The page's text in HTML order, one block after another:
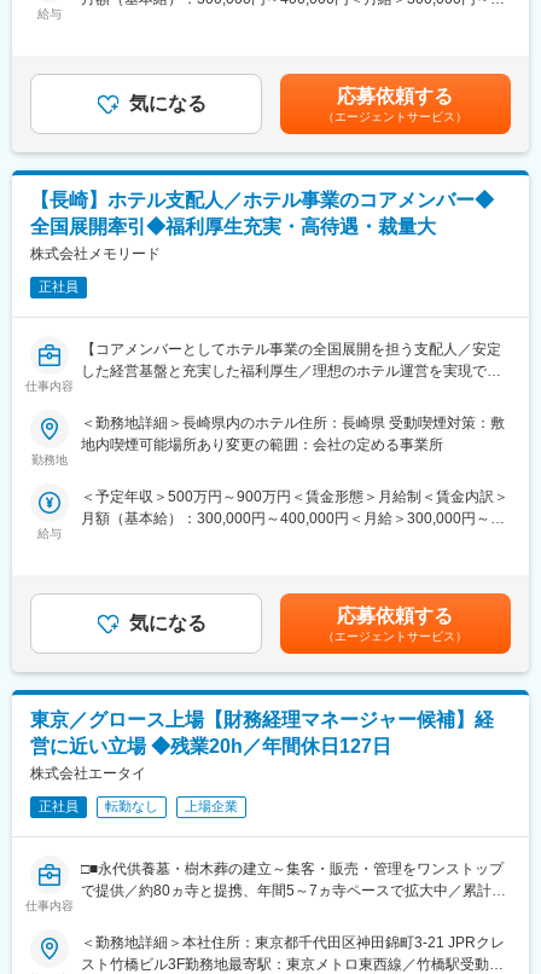
将来的には複数ホテルの統括責任者や新規事業推進リーダー等、
経営視点を持つポストを目指せます。
活かし、新しいホテル事業を全国へ展開するフェーズに参画でき
ます。
変更の範囲：会社の定める業務
・サービス管理：顧客満足度向上施策の立案・実行、サービス品
質の維持・向上、VIPや富裕層への対応、クレームへの迅速な対応
など、お客様に最高の体験を提供するための現場指揮を行いま
イヤーとの交渉、関係機関との調整など、地域に根差したホテル
運営の推進役を担います。
■扱うサービス
スモールラグジュアリーホテル（1泊10万円クラス）を中心に、
エリア特性に合わせた高付加価値型の宿泊サービスを展開してい
ます。
■組織構成
本部・現場スタッフと連携し、支配人としてマネジメント層と現
場をつなぐ要のポジションです。
■業務の魅力
ホテル事業の成長に貢献できます。
■教育体制
クラスの教育体制を整えています。
■就業環境
将来的には複数ホテルの統括責任者や新規事業推進リーダー等、
経営視点を持つポストを目指せます。
活かし、新しいホテル事業を全国へ展開するフェーズに参画でき
ます。
変更の範囲：会社の定める業務
給与
固定手当を含めた表記です。
気になる 応募依頼する
（エージェントサービス）
【長崎】ホテル支配人／ホテル事業のコアメンバー◆
全国展開牽引◆福利厚生充実・高待遇・裁量大
株式会社メモリード
正社員
仕事内容
【コアメンバーとしてホテル事業の全国展開を担う支配人／安定
した経営基盤と充実した福利厚生／理想のホテル運営を実現でき
■業務概要
株式会社ガーデンテラスホテルズ社に出向し、福岡・長崎・佐賀
まで幅広く携わりながら、組織の中核となってホテル事業の拡大
と地域活性化を推進していただきます。
プランの企画販売など、ホテル全体の運営を統括します。
・サービス管理：顧客満足度向上施策の立案・実行、サービス品
質の維持・向上、VIPや富裕層への対応、クレームへの迅速な対応
など、お客様に最高の体験を提供するための現場指揮を行いま
す。
・対外業務：地域観光協会や行政との連携、旅行代理店・サプラ
イヤーとの交渉、関係機関との調整など、地域に根差したホテル
運営の推進役を担います。
■扱うサービス
スモールラグジュアリーホテル（1泊10万円クラス）を中心に、
■組織構成
本部・現場スタッフと連携し、支配人としてマネジメント層と現
■業務の魅力
裁量大きく理想のホテル運営を実現でき、自らの経験を活かして
勤務地
＜勤務地詳細＞長崎県内のホテル住所：長崎県 受動喫煙対策：敷
地内喫煙可能場所あり変更の範囲：会社の定める事業所
給与
＜予定年収＞500万円～900万円＜賃金形態＞月給制＜賃金内訳＞
月額（基本給）：300,000円～400,000円＜月給＞300,000円～
固定手当を含めた表記です。
気になる 応募依頼する
（エージェントサービス）
東京／グロース上場【財務経理マネージャー候補】経
営に近い立場 ◆残業20h／年間休日127日
株式会社エータイ
正社員 転勤なし 上場企業
仕事内容
□■永代供養墓・樹木葬の建立～集客・販売・管理をワンストップ
で提供／約80ヵ寺と提携、年間5～7ヵ寺ペースで拡大中／累計
■業務概要：
＜勤務地詳細＞本社住所：東京都千代田区神田錦町3-21 JPRクレ
スト竹橋ビル3F勤務地最寄駅：東京メトロ東西線／竹橋駅受動喫